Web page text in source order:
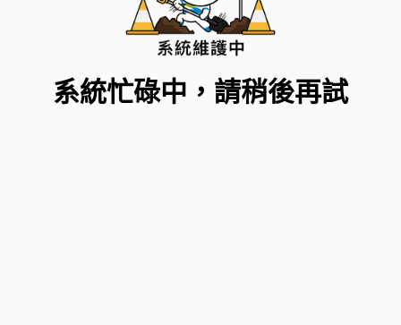
系統忙碌中，請稍後再試